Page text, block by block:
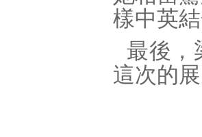
樣中英
最後，
這次的